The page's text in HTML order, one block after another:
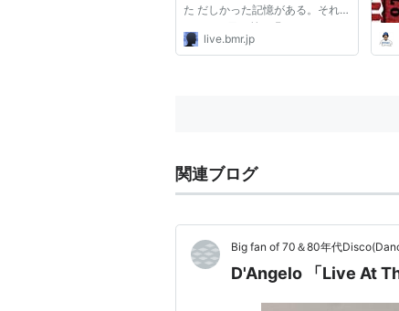
た だしかった記憶がある。それ
なのに、目の前に現れたディアン
ジェロは、周りの喧騒を全く意に
live.bmr.jp
関連ブログ
Big fan of 70＆80年代
D'Angelo 「Live At